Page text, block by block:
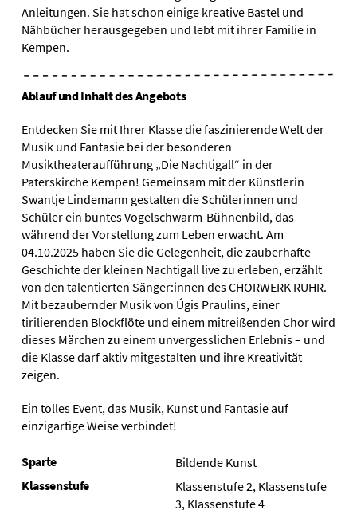
Anleitungen. Sie hat schon einige kreative Bastel und
Nähbücher herausgegeben und lebt mit ihrer Familie in
Kempen.
Ablauf und Inhalt des Angebots
Entdecken Sie mit Ihrer Klasse die faszinierende Welt der
Musik und Fantasie bei der besonderen
Musiktheateraufführung „Die Nachtigall“ in der
Paterskirche Kempen! Gemeinsam mit der Künstlerin
Swantje Lindemann gestalten die Schülerinnen und
Schüler ein buntes Vogelschwarm-Bühnenbild, das
während der Vorstellung zum Leben erwacht. Am
04.10.2025 haben Sie die Gelegenheit, die zauberhafte
Geschichte der kleinen Nachtigall live zu erleben, erzählt
von den talentierten Sänger:innen des CHORWERK RUHR.
Mit bezaubernder Musik von Úgis Praulins, einer
tirilierenden Blockflöte und einem mitreißenden Chor wird
dieses Märchen zu einem unvergesslichen Erlebnis – und
die Klasse darf aktiv mitgestalten und ihre Kreativität
zeigen.
Ein tolles Event, das Musik, Kunst und Fantasie auf
einzigartige Weise verbindet!
Sparte
Bildende Kunst
Klassenstufe
Klassenstufe 2, Klassenstufe
3, Klassenstufe 4